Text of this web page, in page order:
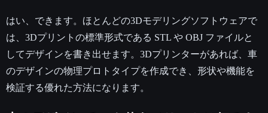
はい、できます。ほとんどの3Dモデリングソフトウェアで
は、3Dプリントの標準形式である STL や OBJ ファイルと
してデザインを書き出せます。3Dプリンターがあれば、車
のデザインの物理プロトタイプを作成でき、形状や機能を
検証する優れた方法になります。